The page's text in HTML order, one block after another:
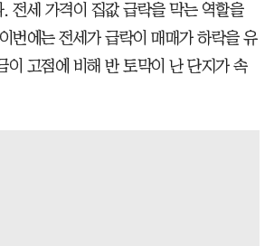
전세 가격이 집값 급락을 막는 역할을
번에는 전세가 급락이 매매가 하락을 유
이 고점에 비해 반 토막이 난 단지가 속